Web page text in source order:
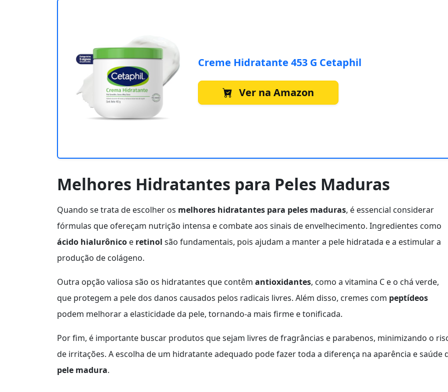
Creme Hidratante 453 G Cetaphil
Ver na Amazon
Melhores Hidratantes para Peles Maduras
Quando se trata de escolher os melhores hidratantes para peles maduras, é essencial considerar
fórmulas que ofereçam nutrição intensa e combate aos sinais de envelhecimento. Ingredientes como
ácido hialurônico e retinol são fundamentais, pois ajudam a manter a pele hidratada e a estimular a
produção de colágeno.
Outra opção valiosa são os hidratantes que contêm antioxidantes, como a vitamina C e o chá verde,
que protegem a pele dos danos causados pelos radicais livres. Além disso, cremes com peptídeos
podem melhorar a elasticidade da pele, tornando-a mais firme e tonificada.
Por fim, é importante buscar produtos que sejam livres de fragrâncias e parabenos, minimizando o
de irritações. A escolha de um hidratante adequado pode fazer toda a diferença na aparência e saúde
pele madura.